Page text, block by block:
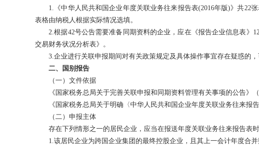
1.《中华人民共和国企业年度关联业务往来报告表(2016年版)》共22
表格由纳税人根据实际情况选填。
2.根据42号公告需要准备同期资料的企业，应在《报告企业信息表》
交易财务状况分析表》。
3.企业进行关联申报期间对有关政策规定及具体操作事宜存在疑惑的，
二、国别报告
（一）文件依据
《国家税务总局关于完善关联申报和同期资料管理有关事项的公告》（
《国家税务总局关于明确〈中华人民共和国企业年度关联业务往来报告
（二）申报主体
存在下列情形之一的居民企业，应当在报送年度关联业务往来报告表时
1.该居民企业为跨国企业集团的最终控股企业，且其上一会计年度合并